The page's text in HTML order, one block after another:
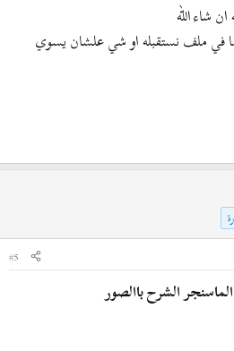
شاء الله
في ملف نستقبله او شي علشان يسوي
#5
الشرح باالصور